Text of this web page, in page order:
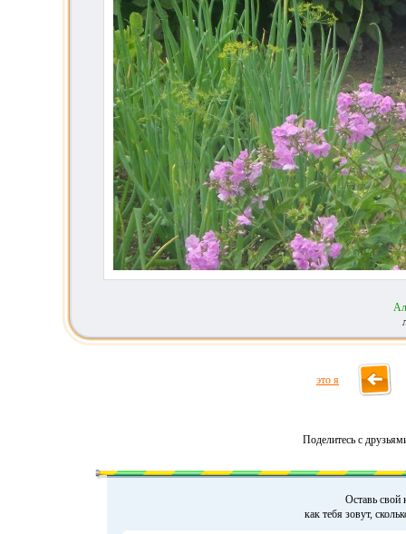
это я
Поделитесь с
Оставь свой
как тебя зовут,